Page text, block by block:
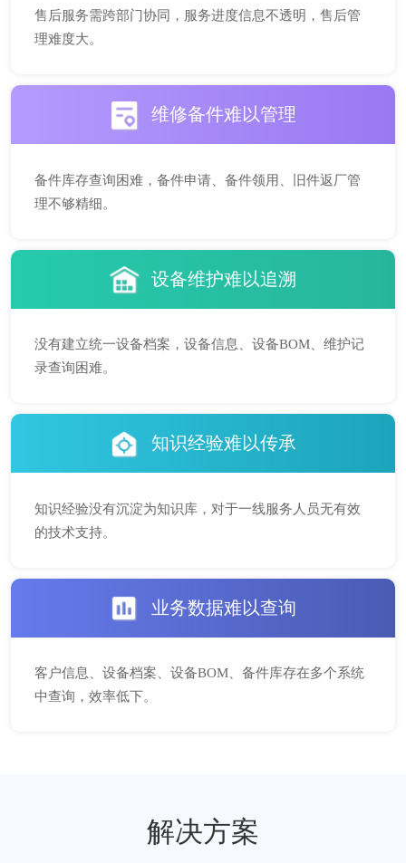
售后服务需跨部门协同，服务进度信息不透明，售后管
理难度大。
维修备件难以管理
备件库存查询困难，备件申请、备件领用、旧件返厂管
理不够精细。
设备维护难以追溯
没有建立统一设备档案，设备信息、设备BOM、维护记
录查询困难。
知识经验难以传承
知识经验没有沉淀为知识库，对于一线服务人员无有效
的技术支持。
业务数据难以查询
客户信息、设备档案、设备BOM、备件库存在多个系统
中查询，效率低下。
解决方案